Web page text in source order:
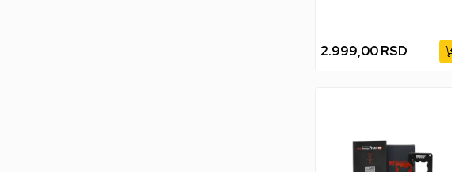
2.999,00RSD